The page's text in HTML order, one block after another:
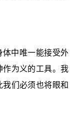
体中唯一能接受外
作为义的工具。我
们必须也将眼和